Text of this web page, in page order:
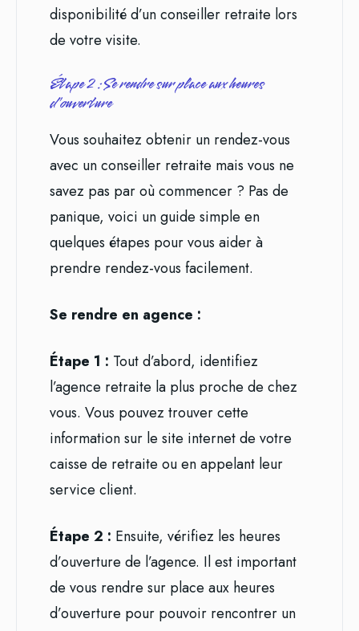
disponibilité d’un conseiller retraite lors
de votre visite.
Étape 2 : Se rendre sur place aux heures
d’ouverture
Vous souhaitez obtenir un rendez-vous
avec un conseiller retraite mais vous ne
savez pas par où commencer ? Pas de
panique, voici un guide simple en
quelques étapes pour vous aider à
prendre rendez-vous facilement.
Se rendre en agence :
Étape 1 : Tout d’abord, identifiez
l’agence retraite la plus proche de chez
vous. Vous pouvez trouver cette
information sur le site internet de votre
caisse de retraite ou en appelant leur
service client.
Étape 2 : Ensuite, vérifiez les heures
d’ouverture de l’agence. Il est important
de vous rendre sur place aux heures
d’ouverture pour pouvoir rencontrer un